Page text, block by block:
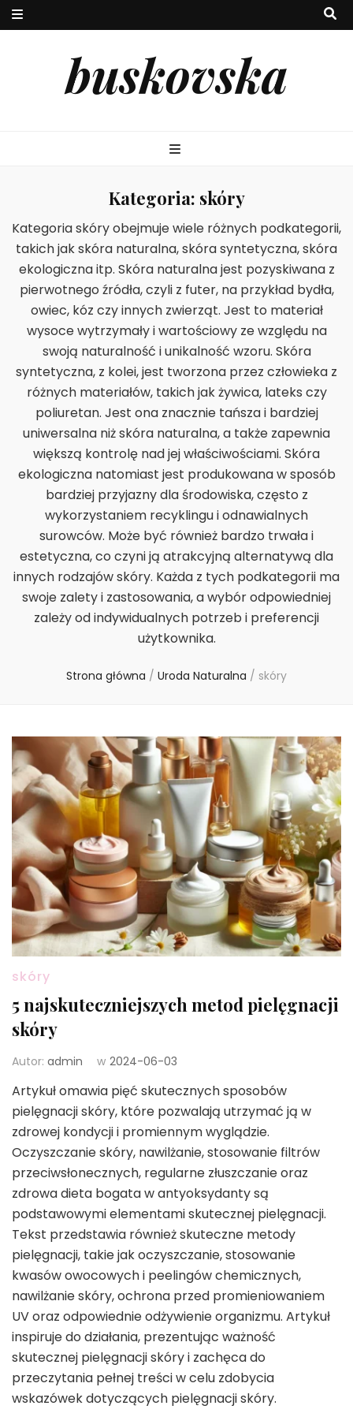
buskovska
Kategoria: skóry
Kategoria skóry obejmuje wiele różnych podkategorii,
takich jak skóra naturalna, skóra syntetyczna, skóra
ekologiczna itp. Skóra naturalna jest pozyskiwana z
pierwotnego źródła, czyli z futer, na przykład bydła,
owiec, kóz czy innych zwierząt. Jest to materiał
wysoce wytrzymały i wartościowy ze względu na
swoją naturalność i unikalność wzoru. Skóra
syntetyczna, z kolei, jest tworzona przez człowieka z
różnych materiałów, takich jak żywica, lateks czy
poliuretan. Jest ona znacznie tańsza i bardziej
uniwersalna niż skóra naturalna, a także zapewnia
większą kontrolę nad jej właściwościami. Skóra
ekologiczna natomiast jest produkowana w sposób
bardziej przyjazny dla środowiska, często z
wykorzystaniem recyklingu i odnawialnych
surowców. Może być również bardzo trwała i
estetyczna, co czyni ją atrakcyjną alternatywą dla
innych rodzajów skóry. Każda z tych podkategorii ma
swoje zalety i zastosowania, a wybór odpowiedniej
zależy od indywidualnych potrzeb i preferencji
użytkownika.
Strona główna / Uroda Naturalna / skóry
skóry
5 najskuteczniejszych metod pielęgnacji
skóry
Autor: admin w 2024-06-03
Artykuł omawia pięć skutecznych sposobów
pielęgnacji skóry, które pozwalają utrzymać ją w
zdrowej kondycji i promiennym wyglądzie.
Oczyszczanie skóry, nawilżanie, stosowanie filtrów
przeciwsłonecznych, regularne złuszczanie oraz
zdrowa dieta bogata w antyoksydanty są
podstawowymi elementami skutecznej pielęgnacji.
Tekst przedstawia również skuteczne metody
pielęgnacji, takie jak oczyszczanie, stosowanie
kwasów owocowych i peelingów chemicznych,
nawilżanie skóry, ochrona przed promieniowaniem
UV oraz odpowiednie odżywienie organizmu. Artykuł
inspiruje do działania, prezentując ważność
skutecznej pielęgnacji skóry i zachęca do
przeczytania pełnej treści w celu zdobycia
wskazówek dotyczących pielęgnacji skóry.